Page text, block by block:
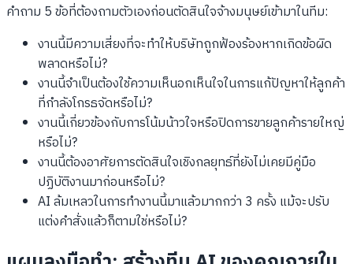
คำถาม 5 ข้อที่ต้องถามตัวเองก่อนตัดสินใจจ้างมนุษย์เข้ามาในทีม:
งานนี้มีความเสี่ยงที่จะทำให้บริษัทถูกฟ้องร้องหากเกิดข้อผิด
พลาดหรือไม่?
งานนี้จำเป็นต้องใช้ความเห็นอกเห็นใจในการแก้ปัญหาให้ลูกค้า
ที่กำลังโกรธจัดหรือไม่?
งานนี้เกี่ยวข้องกับการโน้มน้าวใจหรือปิดการขายลูกค้ารายใหญ่
หรือไม่?
งานนี้ต้องอาศัยการตัดสินใจเชิงกลยุทธ์ที่ยังไม่เคยมีคู่มือ
ปฏิบัติงานมาก่อนหรือไม่?
AI ล้มเหลวในการทำงานนี้มาแล้วมากกว่า 3 ครั้ง แม้จะปรับ
แต่งคำสั่งแล้วก็ตามใช่หรือไม่?